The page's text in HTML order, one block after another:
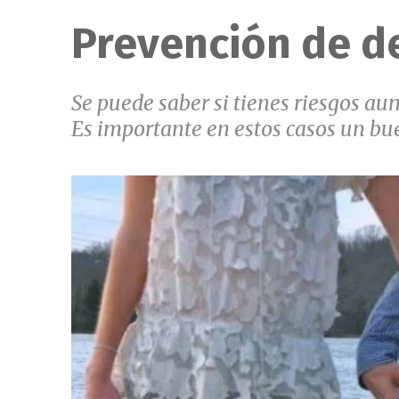
Prevención de
Se puede saber si tienes riesgos
Es importante en estos casos un